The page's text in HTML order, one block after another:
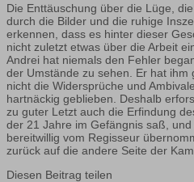
Die Enttäuschung über die Lüge,
durch die Bilder und die ruhige
erkennen, dass es hinter dieser
nicht zuletzt etwas über die Arbeit
Andrei hat niemals den Fehler
der Umstände zu sehen. Er hat
nicht die Widersprüche und
hartnäckig geblieben. Deshalb
zu guter Letzt auch die Erfindung
der 21 Jahre im Gefängnis saß,
bereitwillig vom Regisseur
zurück auf die andere Seite der
Diesen Beitrag teilen